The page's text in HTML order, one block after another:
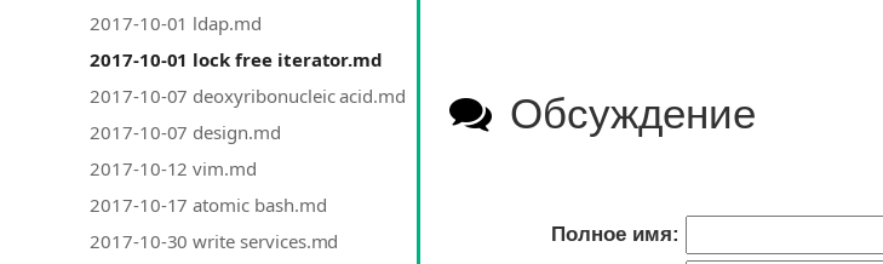
2017-10-01 ldap.md
2017-10-01 lock free iterator.md
2017-10-07 deoxyribonucleic acid.md
2017-10-07 design.md
2017-10-12 vim.md
2017-10-17 atomic bash.md
2017-10-30 write services.md
Обсуждение
Полное имя: